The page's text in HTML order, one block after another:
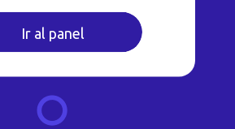
Ir al panel